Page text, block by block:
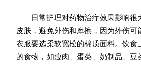
日常护理对药物治疗效果影响
皮肤，避免外伤和摩擦，因为外伤
衣服要选柔软宽松的棉质面料。饮
的食物，如瘦肉、蛋类、奶制品、